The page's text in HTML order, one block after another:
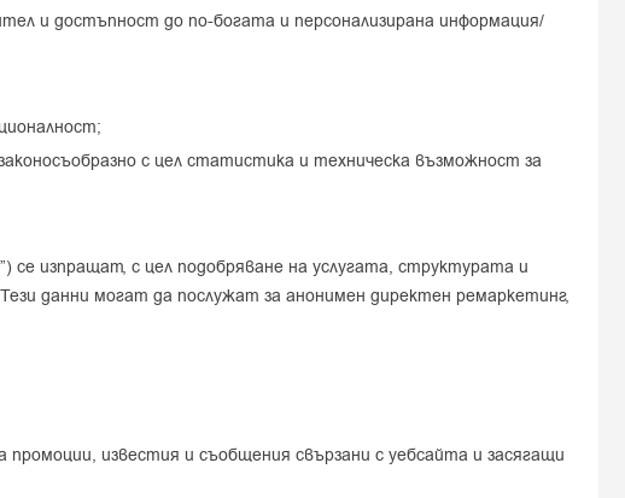
и достъпност до по-богата и персонализирана информация/
с цел статистика и техническа възможност за
изпращат, с цел подобряване на услугата, структурата и
данни могат да послужат за анонимен директен ремаркетинг,
известия и съобщения свързани с уебсайта и засягащи